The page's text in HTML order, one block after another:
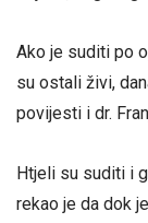
Ako je suditi po
su ostali živi,
povijesti i dr.
Htjeli su suditi i
rekao je da dok